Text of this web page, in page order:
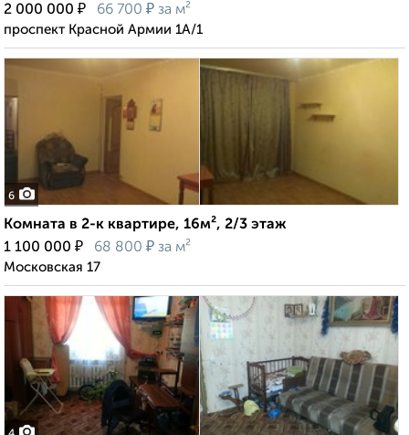
2 000 000 ₽ 66 700 ₽ за м²
проспект Красной Армии 1А/1
6
Комната в 2-к квартире, 16м², 2/3 этаж
1 100 000 ₽ 68 800 ₽ за м²
Московская 17